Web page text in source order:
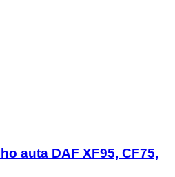
auta DAF XF95, CF75,